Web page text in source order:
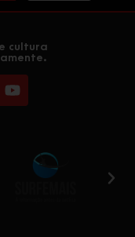
cultura